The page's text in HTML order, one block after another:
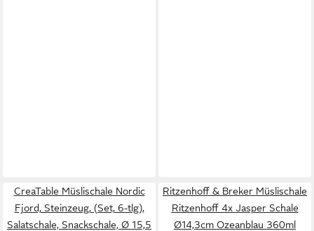
CreaTable Müslischale Nordic
Fjord, Steinzeug, (Set, 6-tlg),
Salatschale, Snackschale, Ø 15,5
Ritzenhoff & Breker Müslischale
Ritzenhoff 4x Jasper Schale
Ø14,3cm Ozeanblau 360ml